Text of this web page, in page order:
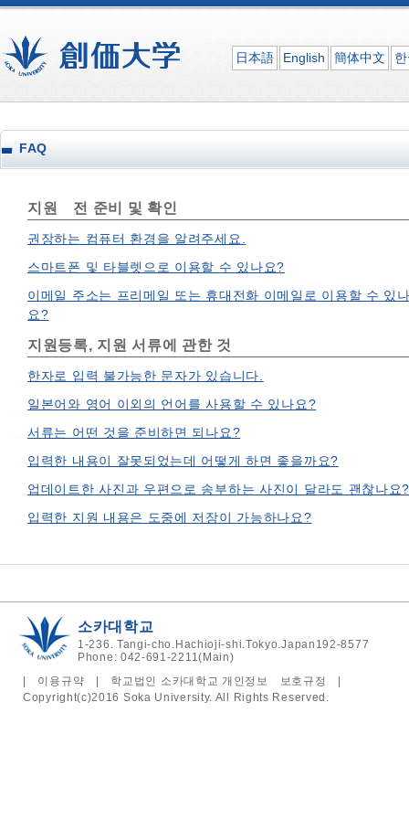
日本語 English 簡体中文
FAQ
지원 전 준비 및 확인
권장하는 컴퓨터 환경을 알려주세요.
스마트폰 및 타블렛으로 이용할 수 있나요?
이메일 주소는 프리메일 또는 휴대전화 이메일로 이용할 수 있
요?
지원등록, 지원 서류에 관한 것
한자로 입력 불가능한 문자가 있습니다.
일본어와 영어 이외의 언어를 사용할 수 있나요?
서류는 어떤 것을 준비하면 되나요?
입력한 내용이 잘못되었는데 어떻게 하면 좋을까요?
업데이트한 사진과 우편으로 송부하는 사진이 달라도 괜찮나요
입력한 지원 내용은 도중에 저장이 가능하나요?
소카대학교
1-236. Tangi-cho.Hachioji-shi.Tokyo.Japan192-8577
Phone: 042-691-2211(Main)
이용규약 학교법인 소카대학교 개인정보 보호규정
Copyright(c)2016 Soka University. All Rights Reserved.